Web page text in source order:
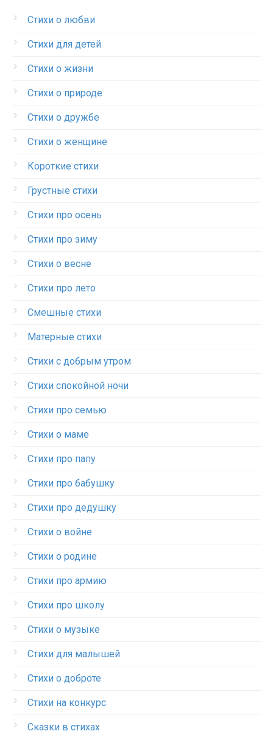
Стихи о любви
Стихи для детей
Стихи о жизни
Стихи о природе
Стихи о дружбе
Стихи о женщине
Короткие стихи
Грустные стихи
Стихи про осень
Стихи про зиму
Стихи о весне
Стихи про лето
Смешные стихи
Матерные стихи
Стихи с добрым утром
Стихи спокойной ночи
Стихи про семью
Стихи о маме
Стихи про папу
Стихи про бабушку
Стихи про дедушку
Стихи о войне
Стихи о родине
Стихи про армию
Стихи про школу
Стихи о музыке
Стихи для малышей
Стихи о доброте
Стихи на конкурс
Сказки в стихах